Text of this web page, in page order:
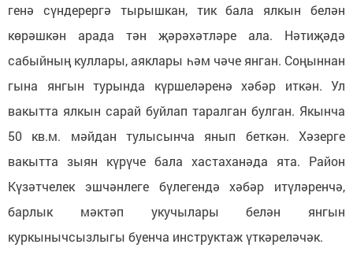
генә сүндерергә тырышкан, тик бала ялкын белән
көрәшкән арада тән җәрәхәтләре ала. Нәтиҗәдә
сабыйның куллары, аяклары һәм чәче янган. Соңыннан
гына янгын турында күршеләренә хәбәр иткән. Ул
вакытта ялкын сарай буйлап таралган булган. Якынча
50 кв.м. мәйдан тулысынча янып беткән. Хәзерге
вакытта зыян күрүче бала хастаханәда ята. Район
Күзәтчелек эшчәнлеге бүлегендә хәбәр итүләренчә,
барлык мәктәп укучылары белән янгын
куркынычсызлыгы буенча инструктаж үткәреләчәк.